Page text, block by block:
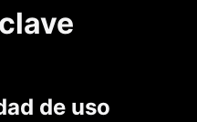
de uso